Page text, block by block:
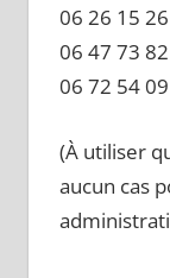
06 26 15 26
06 47 73
06 72 54
(À utiliser
aucun cas